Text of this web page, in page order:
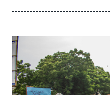
Image